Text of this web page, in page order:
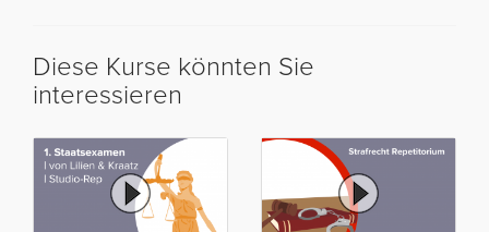
Diese Kurse könnten Sie
interessieren